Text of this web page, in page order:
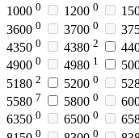
1000 0 1200 0
3600 0 3700 0
4350 0 4380 2
4900 0 4980 1
5180 2 5200 0
5580 7 5800 0
6350 0 6500 0
0 0